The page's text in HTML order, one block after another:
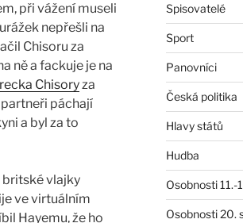
při vážení museli
nepřešli na
Chisoru za
ně a fackuje je na
Chisoryza
páchají
a byl za to
britské vlajky
ve virtuálním
Hayemu, že ho
Spisovatelé
Sport
Panovníci
Česká politika
Hlavy států
Hudba
Osobnosti 11.-
Osobnosti 20.